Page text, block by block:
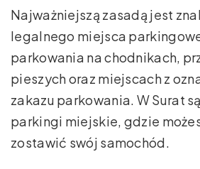
Najważniejszą zasadą jest
legalnego miejsca
parkowania na chodnikach,
pieszych oraz miejscach z
zakazu parkowania. W Surat
parkingi miejskie, gdzie
zostawić swój samochód.